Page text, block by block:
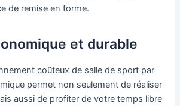
de remise en forme.
et durable
coûteux de salle de sport par
permet non seulement de réaliser
aussi de profiter de votre temps libre